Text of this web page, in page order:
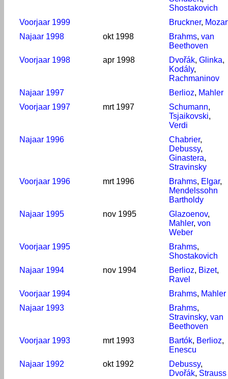
Shostakovich
Voorjaar 1999
Bruckner,
Najaar 1998
okt 1998 Brahms, van
Beethoven
Voorjaar 1998
apr 1998 Dvořák, Glinka,
Kodály,
Rachmaninov
Najaar 1997
Berlioz, Mahler
Voorjaar 1997
mrt 1997 Schumann,
Tsjaikovski,
Verdi
Najaar 1996
Chabrier,
Debussy,
Ginastera,
Stravinsky
Voorjaar 1996
mrt 1996 Brahms, Elgar,
Mendelssohn
Bartholdy
Najaar 1995
nov 1995 Glazoenov,
Mahler, von
Weber
Voorjaar 1995
Brahms,
Shostakovich
Najaar 1994
nov 1994 Berlioz, Bizet,
Ravel
Voorjaar 1994
Brahms, Mahler
Najaar 1993
Brahms,
Stravinsky, van
Beethoven
Voorjaar 1993
mrt 1993 Bartók, Berlioz,
Enescu
Najaar 1992
okt 1992 Debussy,
Dvořák, Strauss